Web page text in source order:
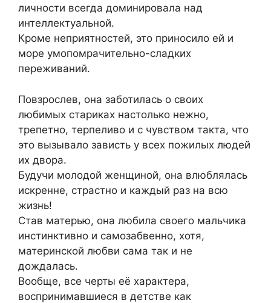
личности всегда доминировала над
интеллектуальной.
Кроме неприятностей, это приносило ей и
море умопомрачительно-сладких
переживаний.
Повзрослев, она заботилась о своих
любимых стариках настолько нежно,
трепетно, терпеливо и с чувством такта, что
это вызывало зависть у всех пожилых людей
их двора.
Будучи молодой женщиной, она влюблялась
искренне, страстно и каждый раз на всю
жизнь!
Став матерью, она любила своего мальчика
инстинктивно и самозабвенно, хотя,
материнской любви сама так и не
дождалась.
Вообще, все черты её характера,
воспринимавшиеся в детстве как